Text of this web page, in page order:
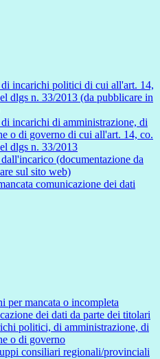
incarichi politici di cui all'art. 14,
dlgs n. 33/2013 (da pubblicare in
incarichi di amministrazione, di
o di governo di cui all'art. 14, co.
dlgs n. 33/2013
dall'incarico (documentazione da
sul sito web)
comunicazione dei dati
per mancata o incompleta
dei dati da parte dei titolari
politici, di amministrazione, di
o di governo
consiliari regionali/provinciali